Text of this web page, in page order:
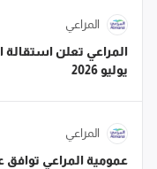
المراعي
المراعي تعلن استقالة
يوليو 2026
المراعي
عمومية المراعي توافق على توزيع 1.15